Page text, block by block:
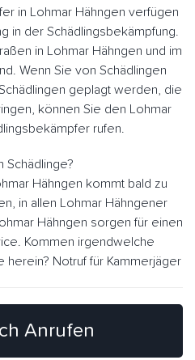
in Lohmar Hähngen verfügen
in der Schädlingsbekämpfung.
in Lohmar Hähngen und im
Wenn Sie von Schädlingen
geplagt werden, die
können Sie den Lohmar
rufen.
Schädlinge?
Hähngen kommt bald zu
in allen Lohmar Hähngener
Hähngen sorgen für einen
Kommen irgendwelche
herein? Notruf für Kammerjäger
Anrufen